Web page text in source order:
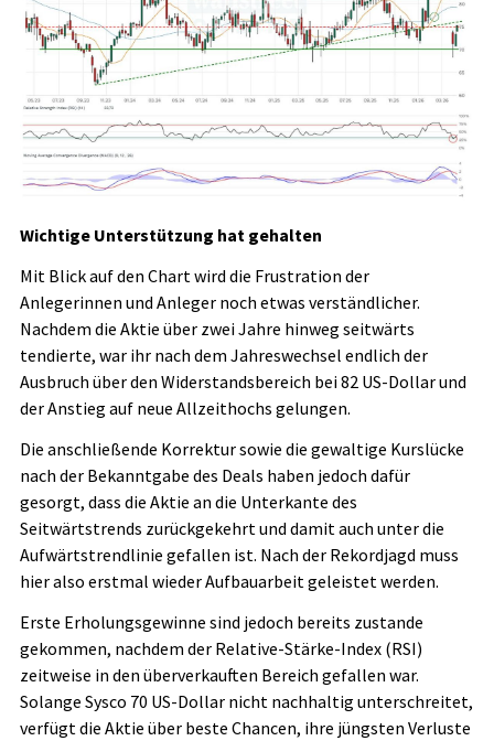
Wichtige Unterstützung hat gehalten
Mit Blick auf den Chart wird die Frustration der
Anlegerinnen und Anleger noch etwas verständlicher.
Nachdem die Aktie über zwei Jahre hinweg seitwärts
tendierte, war ihr nach dem Jahreswechsel endlich der
Ausbruch über den Widerstandsbereich bei 82 US-Dollar und
der Anstieg auf neue Allzeithochs gelungen.
Die anschließende Korrektur sowie die gewaltige Kurslücke
nach der Bekanntgabe des Deals haben jedoch dafür
gesorgt, dass die Aktie an die Unterkante des
Seitwärtstrends zurückgekehrt und damit auch unter die
Aufwärtstrendlinie gefallen ist. Nach der Rekordjagd muss
hier also erstmal wieder Aufbauarbeit geleistet werden.
Erste Erholungsgewinne sind jedoch bereits zustande
gekommen, nachdem der Relative-Stärke-Index (RSI)
zeitweise in den überverkauften Bereich gefallen war.
Solange Sysco 70 US-Dollar nicht nachhaltig unterschreitet,
verfügt die Aktie über beste Chancen, ihre jüngsten Verluste